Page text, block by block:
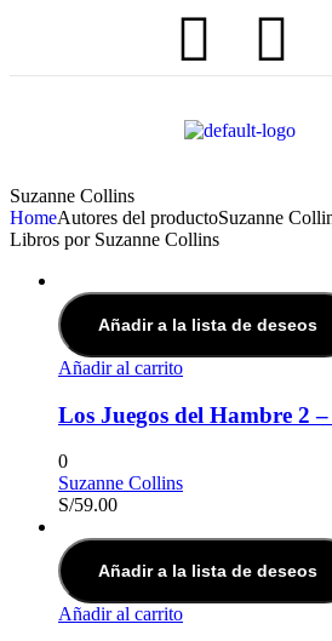
Suzanne Collins
HomeAutores del productoSuzanne
Libros por Suzanne Collins
Añadir a la lista de deseos
Añadir al carrito
Los Juegos del Hambre 2
0
Suzanne Collins
S/59.00
Añadir a la lista de deseos
Añadir al carrito